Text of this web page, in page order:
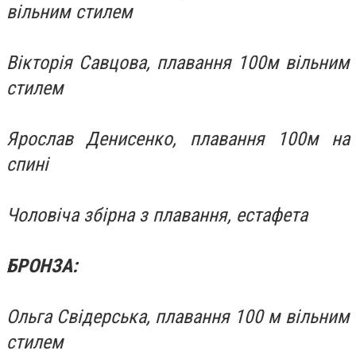
вільним стилем
Вікторія Савцова, плавання 100м вільним
стилем
Ярослав Денисенко, плавання 100м на
спині
Чоловіча збірна з плавання, естафета
БРОНЗА:
Ольга Свідерська, плавання 100 м вільним
стилем